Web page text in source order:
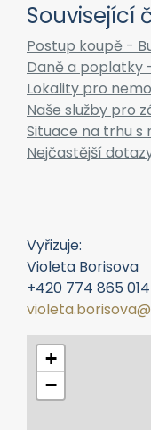
Související
Postup koupě -
Daně a poplatky
Lokality pro
Naše služby pro
Situace na trhu s
Nejčastější
Vyřizuje:
Violeta Borisova
+420 774 865 014
+
−